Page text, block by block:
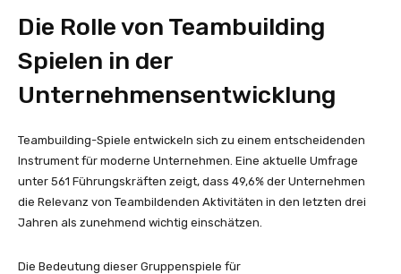
Die Rolle von Teambuilding
Spielen in der
Unternehmensentwicklung
Teambuilding-Spiele entwickeln sich zu einem entscheidenden
Instrument für moderne Unternehmen. Eine aktuelle Umfrage
unter 561 Führungskräften zeigt, dass 49,6% der Unternehmen
die Relevanz von Teambildenden Aktivitäten in den letzten drei
Jahren als zunehmend wichtig einschätzen.
Die Bedeutung dieser Gruppenspiele für